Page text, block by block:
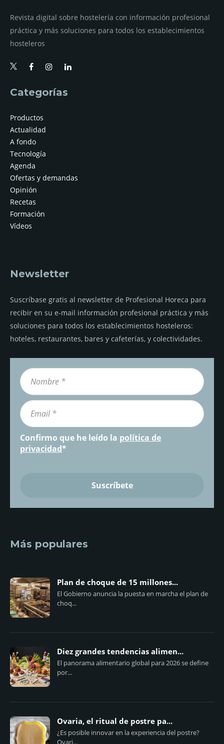
Revista digital sobre hostelería con información profesional
práctica y más soluciones para todos los establecimientos
hosteleros
Categorías
Productos
Actualidad
A fondo
Tecnología
Agenda
Ofertas y demandas
Opinión
Recetas
Formación
Vídeos
Newsletter
Suscríbase gratis al newsletter de Profesional Horeca para
recibir en su e-mail información profesional práctica y más
soluciones para todos los establecimientos hosteleros:
hoteles, restaurantes, bares y cafeterías, y colectividades.
Confirmo que he leído la política de
privacidad*
Más populares
Plan de choque de 15 millones...
El Gobierno anuncia la puesta en marcha el plan de
choq...
Diez grandes tendencias alimen...
El panorama alimentario global para 2026 se define
por...
Ovaria, el ritual de postre pa...
¿Es posible innovar en la experiencia del postre?
Ovari...